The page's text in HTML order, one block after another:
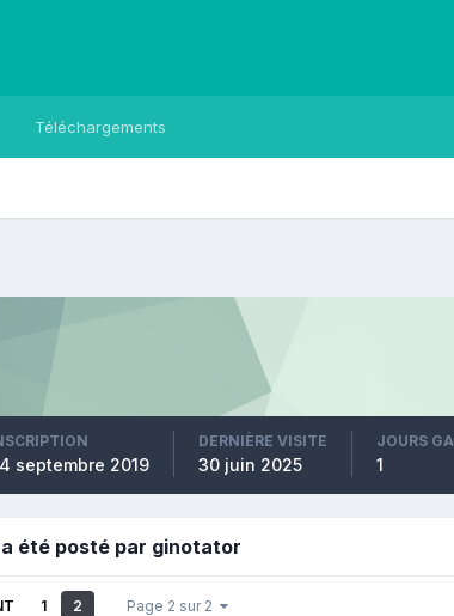
Téléchargements
septembre 2019
DERNIÈRE VISITE
30 juin 2025
JOURS
1
été posté par ginotator
1 2 Page 2 sur 2